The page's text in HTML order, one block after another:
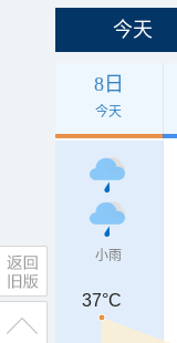
今天
8日
今天
小雨
37°C